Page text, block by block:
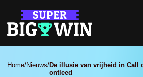
Home/Nieuws/De illusie van vrijheid in Call
ontleed